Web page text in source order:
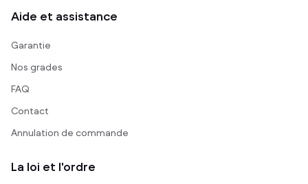
Aide et assistance
Garantie
Nos grades
FAQ
Contact
Annulation de commande
La loi et l'ordre